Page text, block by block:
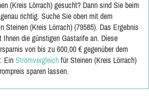
(Kreis Lörrach) gesucht? Dann sind Sie beim
richtig. Suche Sie oben mit dem
Steinen (Kreis Lörrach) (79585). Das Ergebnis
Ihnen die günstigen Gastarife an. Diese
von bis zu 600,00 € gegenüber dem
Ein Stromvergleich für Steinen (Kreis Lörrach)
sparen lassen.